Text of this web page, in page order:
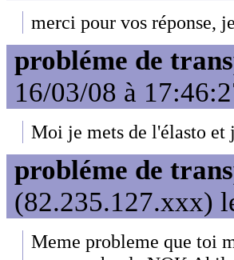
merci pour vos réponse,
probléme de
16/03/08 à
Moi je mets de l'élasto et
probléme de
(82.235.127.xxx)
Meme probleme que toi